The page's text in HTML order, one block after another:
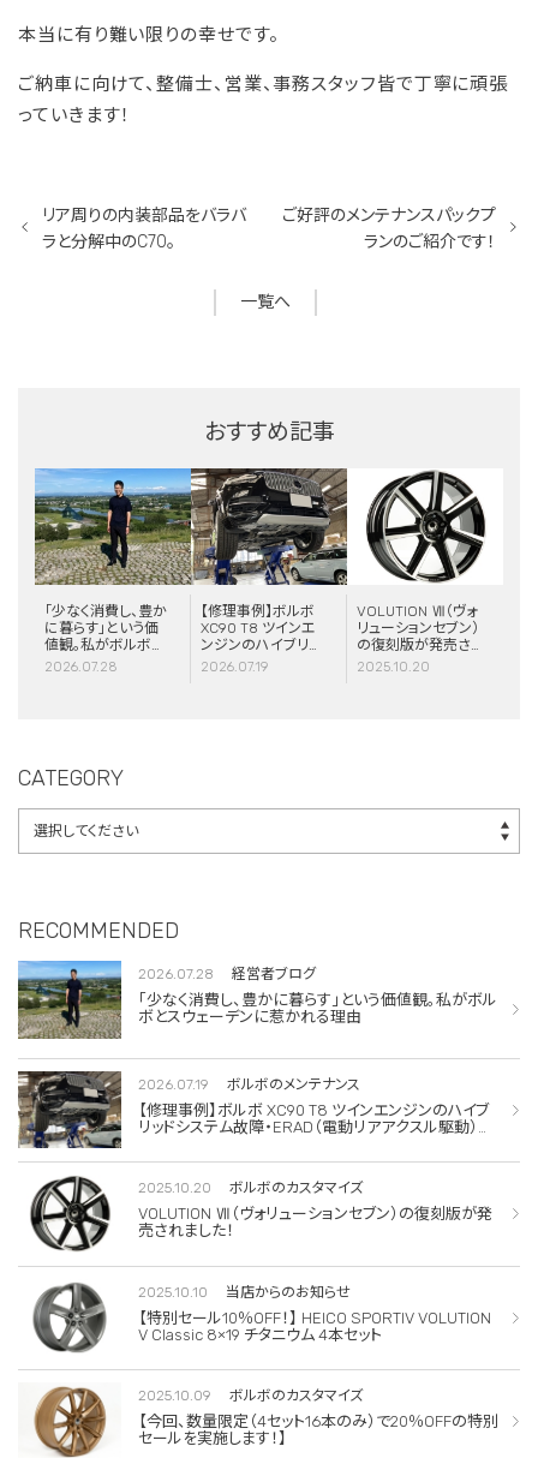
本当に有り難い限りの幸せです。
ご納車に向けて、整備士、営業、事務スタッフ皆で丁寧に頑張
っていきます！
リア周りの内装部品をバラバ
ラと分解中のC70。
一覧へ
ご好評のメンテナンスパックプ
ランのご紹介です！
おすすめ記事
「少なく消費し、豊か
に暮らす」という価
値観。私がボルボと
スウェーデンに惹か
2026.07.28
【修理事例】ボルボ
XC90 T8 ツインエ
ンジンのハイブリッ
ドシステム故障・
2026.07.19
VOLUTION Ⅶ（ヴォ
リューションセブン）
の復刻版が発売さ
れました！
2025.10.20
CATEGORY
RECOMMENDED
2026.07.28 経営者ブログ
「少なく消費し、豊かに暮らす」という価値観。私がボル
ボとスウェーデンに惹かれる理由
2026.07.19 ボルボのメンテナンス
【修理事例】ボルボ XC90 T8 ツインエンジンのハイブ
リッドシステム故障・ERAD（電動リアアクスル駆動）交
2025.10.20 ボルボのカスタマイズ
VOLUTION Ⅶ（ヴォリューションセブン）の復刻版が発
売されました！
2025.10.10 当店からのお知らせ
【特別セール10％OFF！】 HEICO SPORTIV VOLUTION
V Classic 8×19 チタニウム 4本セット
2025.10.09 ボルボのカスタマイズ
【今回、数量限定（4セット16本のみ）で20％OFFの特別
セールを実施します！】